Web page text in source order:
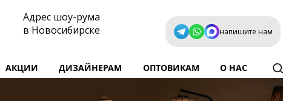
Адрес шоу-рума
в Новосибирске
напишите нам
АКЦИИ ДИЗАЙНЕРАМ ОПТОВИКАМ О НАС